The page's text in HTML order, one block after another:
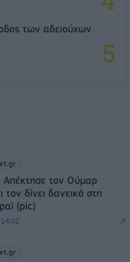
των αδειούχων
Απέκτησε τον Ούμαρ
δίνει δανεικό στη
(pic)